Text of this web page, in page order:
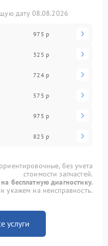
дату 08.08.2026
975 р
325 р
724 р
575 р
975 р
825 р
без учета
стоимости запчастей.
бесплатную диагностику.
укажем на неисправность.
услуги